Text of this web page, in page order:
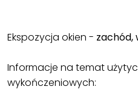
Ekspozycja okien - zachód,
Informacje na temat
wykończeniowych: